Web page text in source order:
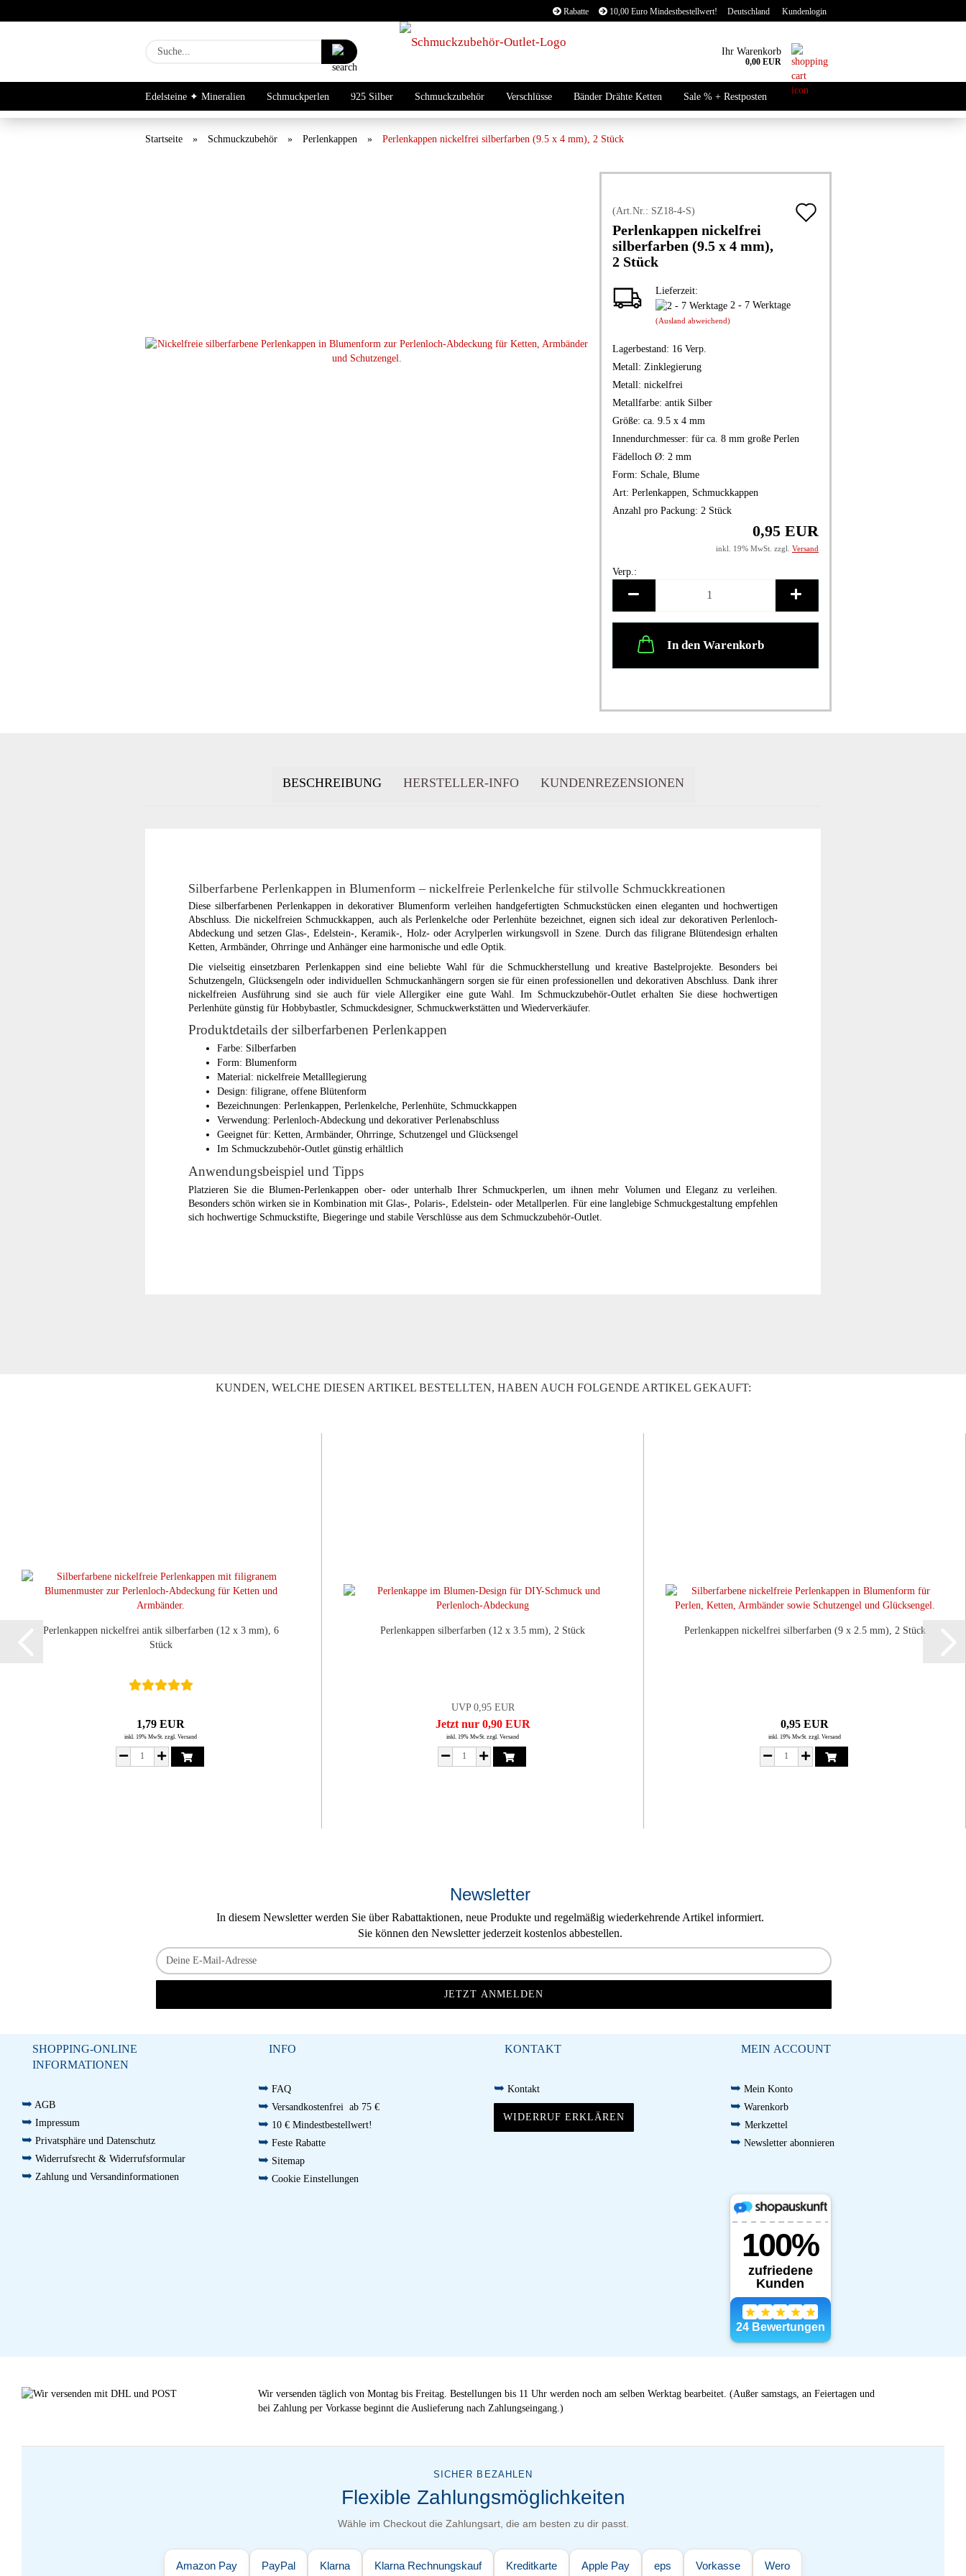
Rabatte 10,00 Euro Mindestbestellwert! Deutschland Kundenlogin
Konto erstellen
Passwort vergessen?
Suche...
Ihr Warenkorb
0,00 EUR
Edelsteine ✦ Mineralien Schmuckperlen 925 Silber Schmuckzubehör Verschlüsse Bänder Drähte Ketten Sale % + Restposten
Startseite
» Schmuckzubehör » Perlenkappen » Perlenkappen nickelfrei silberfarben (9.5 x 4 mm), 2 Stück
(Art.Nr.: SZ18-4-S)
Perlenkappen nickelfrei
silberfarben (9.5 x 4 mm),
2 Stück
Lieferzeit:
2 - 7 Werktage
(Ausland abweichend)
Lagerbestand: 16 Verp.
Metall: Zinklegierung
Metall: nickelfrei
Metallfarbe: antik Silber
Größe: ca. 9.5 x 4 mm
Innendurchmesser: für ca. 8 mm große Perlen
Fädelloch Ø: 2 mm
Form: Schale, Blume
Art: Perlenkappen, Schmuckkappen
Anzahl pro Packung: 2 Stück
0,95 EUR
inkl. 19% MwSt. zzgl. Versand
Verp.:
Verp.
In den Warenkorb
BESCHREIBUNG HERSTELLER-INFO KUNDENREZENSIONEN
Silberfarbene Perlenkappen in Blumenform – nickelfreie Perlenkelche für stilvolle Schmuckkreationen
Diese silberfarbenen Perlenkappen in dekorativer Blumenform verleihen handgefertigten Schmuckstücken einen eleganten und hochwertigen
Abschluss. Die nickelfreien Schmuckkappen, auch als Perlenkelche oder Perlenhüte bezeichnet, eignen sich ideal zur dekorativen Perlenloch-
Abdeckung und setzen Glas-, Edelstein-, Keramik-, Holz- oder Acrylperlen wirkungsvoll in Szene. Durch das filigrane Blütendesign erhalten
Ketten, Armbänder, Ohrringe und Anhänger eine harmonische und edle Optik.
Die vielseitig einsetzbaren Perlenkappen sind eine beliebte Wahl für die Schmuckherstellung und kreative Bastelprojekte. Besonders bei
Schutzengeln, Glücksengeln oder individuellen Schmuckanhängern sorgen sie für einen professionellen und dekorativen Abschluss. Dank ihrer
nickelfreien Ausführung sind sie auch für viele Allergiker eine gute Wahl. Im Schmuckzubehör-Outlet erhalten Sie diese hochwertigen
Perlenhüte günstig für Hobbybastler, Schmuckdesigner, Schmuckwerkstätten und Wiederverkäufer.
Produktdetails der silberfarbenen Perlenkappen
Farbe: Silberfarben
Form: Blumenform
Material: nickelfreie Metalllegierung
Design: filigrane, offene Blütenform
Bezeichnungen: Perlenkappen, Perlenkelche, Perlenhüte, Schmuckkappen
Verwendung: Perlenloch-Abdeckung und dekorativer Perlenabschluss
Geeignet für: Ketten, Armbänder, Ohrringe, Schutzengel und Glücksengel
Im Schmuckzubehör-Outlet günstig erhältlich
Anwendungsbeispiel und Tipps
Platzieren Sie die Blumen-Perlenkappen ober- oder unterhalb Ihrer Schmuckperlen, um ihnen mehr Volumen und Eleganz zu verleihen.
Besonders schön wirken sie in Kombination mit Glas-, Polaris-, Edelstein- oder Metallperlen. Für eine langlebige Schmuckgestaltung empfehlen
sich hochwertige Schmuckstifte, Biegeringe und stabile Verschlüsse aus dem Schmuckzubehör-Outlet.
KUNDEN, WELCHE DIESEN ARTIKEL BESTELLTEN, HABEN AUCH FOLGENDE ARTIKEL GEKAUFT:
Perlenkappen nickelfrei antik silberfarben (12 x 3 mm), 6
Stück
1,79 EUR
inkl. 19% MwSt. zzgl. Versand
Perlenkappen silberfarben (12 x 3.5 mm), 2 Stück
UVP 0,95 EUR
Jetzt nur 0,90 EUR
inkl. 19% MwSt. zzgl. Versand
Perlenkappen nickelfrei silberfarben (9 x 2.5 mm), 2 Stück
0,95 EUR
inkl. 19% MwSt. zzgl. Versand
Newsletter
In diesem Newsletter werden Sie über Rabattaktionen, neue Produkte und regelmäßig wiederkehrende Artikel informiert.
Sie können den Newsletter jederzeit kostenlos abbestellen.
SHOPPING-ONLINE
INFORMATIONEN
➥ AGB
➥ Impressum
➥ Privatsphäre und Datenschutz
➥ Widerrufsrecht & Widerrufsformular
➥ Zahlung und Versandinformationen
INFO
➥ FAQ
➥ Versandkostenfrei ab 75 €
➥ 10 € Mindestbestellwert!
➥ Feste Rabatte
➥ Sitemap
➥ Cookie Einstellungen
KONTAKT
➥ Kontakt
WIDERRUF ERKLÄREN
MEIN ACCOUNT
➥ Mein Konto
➥ Warenkorb
➥ Merkzettel
➥ Newsletter abonnieren
Wir versenden täglich von Montag bis Freitag. Bestellungen bis 11 Uhr werden noch am selben Werktag bearbeitet. (Außer samstags, an Feiertagen und
bei Zahlung per Vorkasse beginnt die Auslieferung nach Zahlungseingang.)
SICHER BEZAHLEN
Flexible Zahlungsmöglichkeiten
Wähle im Checkout die Zahlungsart, die am besten zu dir passt.
Amazon Pay PayPal Klarna Klarna Rechnungskauf Kreditkarte Apple Pay eps Vorkasse Wero